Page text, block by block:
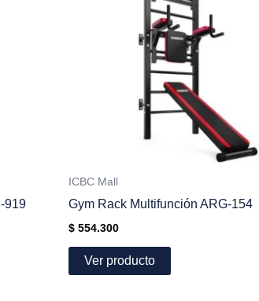
919
ICBC Mall
Gym Rack Multifunción ARG-154
$ 554.300
Ver producto